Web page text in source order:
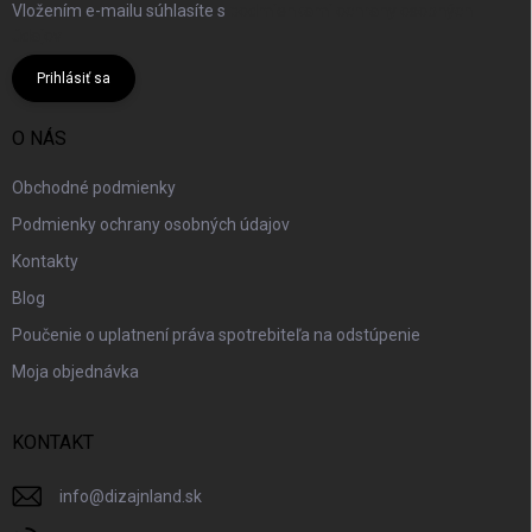
Vložením e-mailu súhlasíte s
Prihlásiť sa
O NÁS
Obchodné podmienky
Podmienky ochrany osobných údajov
Kontakty
Blog
Poučenie o uplatnení práva spotrebiteľa na odstúpenie
Moja objednávka
KONTAKT
info@dizajnland.sk